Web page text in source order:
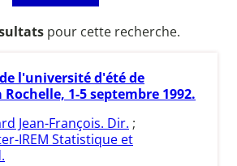
pour cette recherche.
l'université d'été de
1-5 septembre 1992.
Jean-François. Dir. ;
IREM Statistique et